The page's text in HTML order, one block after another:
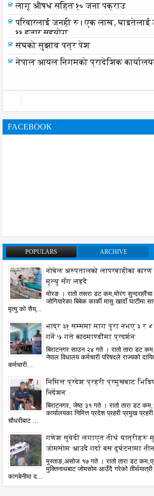
लागू औषध सहित १० जना पक्राउ
परिवारलाई जनही रु। एक लाख, घाइतेलाई
११ हजार सहयोग
संघको सुझाव पत्र पेश
नेपाल आयल निगमको प्रादेशिक
FACEBOOK
POPULARS ARCHIVE
नोबेल अस्पतालको लापरबाहीका
मृत्यु सँग लड्दै
मोरङ । रातो तसरा डट कम,मोरंग सुन्दरहरैंचा
जोगियारेका बिबेक कार्की मासु खादाँ घाटीमा
मृत्यु को सैय्...
भाद्र ३१ सम्ममा माग पुरा नभए ३ र
गर्ने ७ गते काठमाण्डौंमा प्रदर्शन
बिराटनगर साउन २४ गते । रातो तारा डट
नेपाल विधालय कर्मचारी परिषदले राज्यको
कर्मचारी...
निमित्त प्रदेश प्रहरी प्रमुखबाट
निर्देशन
बिराटनगर, जेष्ठ ३१ गते । रातो तारा डट
कार्यालयका निमित्त प्रदेश प्रहरी प्रमुख प्रहरी
चौधरीबाट ...
गणेश सुवेदी लगाएत तीर्थ यात्रीहरू
जोमसोम आउदै गर्दा बस दुर्घटनामा
मुस्ताङ,असोज १७ गते । रातो तारा डट
मुक्तिनाथबाट जोमसोम आउँदै गरेको
कागबेनीमा द...